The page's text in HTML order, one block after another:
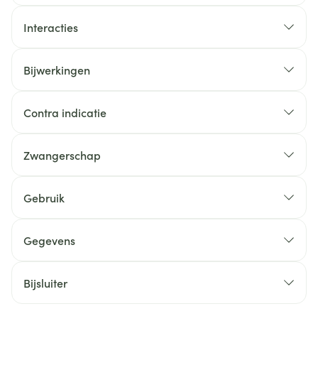
Interacties
Bijwerkingen
Contra indicatie
Zwangerschap
Gebruik
Gegevens
Bijsluiter